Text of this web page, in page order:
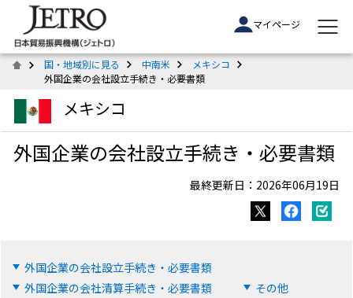
マイページ
国・地域別に見る 中南米
メキシコ
外国企業の会社設立手続き・必要書類
メキシコ
外国企業の会社設立手続き・必要書類
最終更新日：2026年06月19日
外国企業の会社設立手続き・必要書類
外国企業の会社清算手続き・必要書類
その他